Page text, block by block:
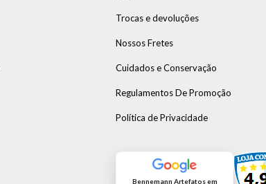
Trocas e devoluções
Nossos Fretes
Cuidados e Conservação
Regulamentos De Promoção
Política de Privacidade
Bennemann Artefatos em